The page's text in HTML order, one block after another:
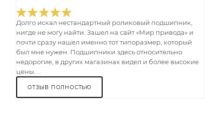
Долго искал нестандартный роликовый подшипник,
нигде не могу найти. Зашел на сайт «Мир привода» и
почти сразу нашел именно тот типоразмер, который
был мне нужен. Подшипники здесь относительно
недорогие, в других магазинах видел и более высокие
цены. ...
ОТЗЫВ ПОЛНОСТЬЮ